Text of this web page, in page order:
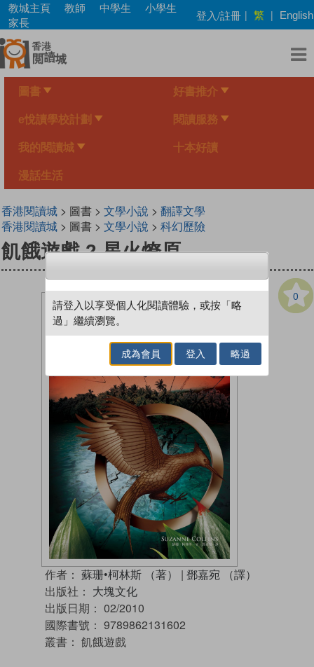
Skip
main
content
教城主頁 教師 中學生
小學生
家長
登入/註冊 | 繁 | English
圖書 好書推介
e悅讀學校計劃 閱讀服務
我的閱讀城 十本好讀
漫話生活
香港閱讀城> 圖書 > 文學小說 > 翻譯文學
香港閱讀城> 圖書 > 文學小說 > 科幻歷險
飢餓遊戲 2 星火燎原
0
作者： 蘇珊•柯林斯 （著） | 鄧嘉宛 （譯）
出版社： 大塊文化
出版日期： 02/2010
國際書號： 9789862131602
叢書： 飢餓遊戲
請登入以享受個人化閱讀體驗，或按「略
過」繼續瀏覽。
成為會員 登入 略過